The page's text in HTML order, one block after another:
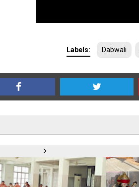
Labels: Dabwali